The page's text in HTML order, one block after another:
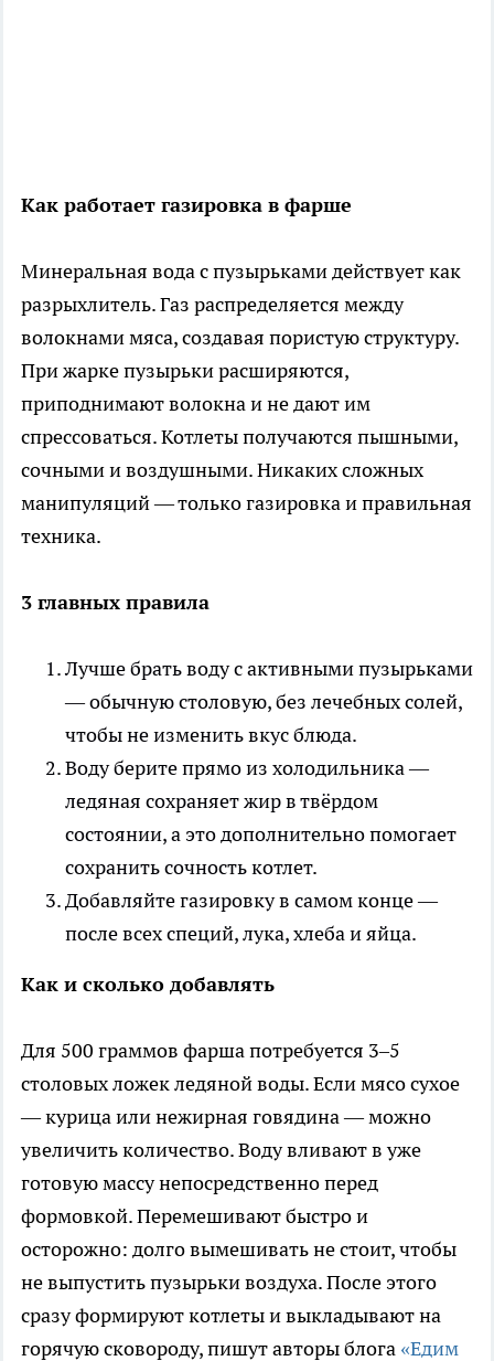
Как работает газировка в фарше
Минеральная вода с пузырьками действует как
разрыхлитель. Газ распределяется между
волокнами мяса, создавая пористую структуру.
При жарке пузырьки расширяются,
приподнимают волокна и не дают им
спрессоваться. Котлеты получаются пышными,
сочными и воздушными. Никаких сложных
манипуляций — только газировка и правильная
техника.
3 главных правила
Лучше брать воду с активными пузырьками
— обычную столовую, без лечебных солей,
чтобы не изменить вкус блюда.
Воду берите прямо из холодильника —
ледяная сохраняет жир в твёрдом
состоянии, а это дополнительно помогает
сохранить сочность котлет.
Добавляйте газировку в самом конце —
после всех специй, лука, хлеба и яйца.
Как и сколько добавлять
Для 500 граммов фарша потребуется 3–5
столовых ложек ледяной воды. Если мясо сухое
— курица или нежирная говядина — можно
увеличить количество. Воду вливают в уже
готовую массу непосредственно перед
формовкой. Перемешивают быстро и
осторожно: долго вымешивать не стоит, чтобы
не выпустить пузырьки воздуха. После этого
сразу формируют котлеты и выкладывают на
горячую сковороду, пишут авторы блога «Едим